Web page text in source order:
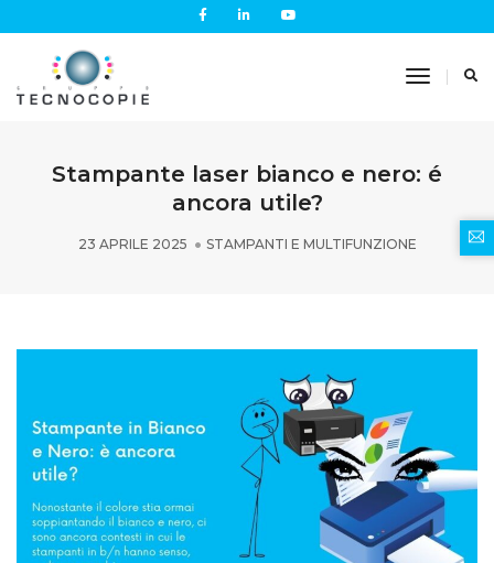
Toggle
Stampante laser bianco e nero: é
ancora utile?
23 APRILE 2025 STAMPANTI E MULTIFUNZIONE